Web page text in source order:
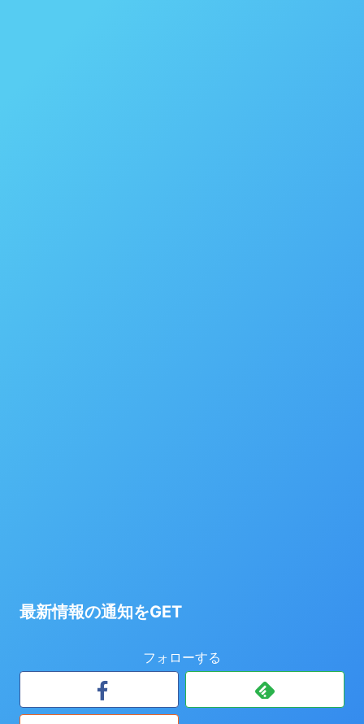
最新情報の通知をGET
フォローする